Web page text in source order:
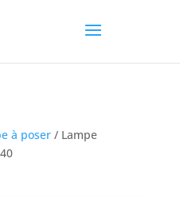
à poser/ Lampe